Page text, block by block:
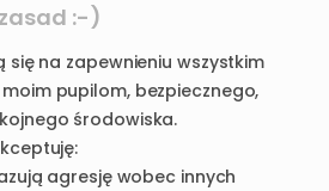
:-)
się na zapewnieniu wszystkim
pupilom, bezpiecznego,
środowiska.
agresję wobec innych